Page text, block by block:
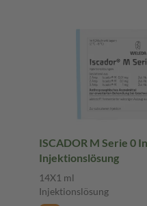
ISCADOR M Serie 0
Injektionslösung
14X1 ml
Injektionslösung